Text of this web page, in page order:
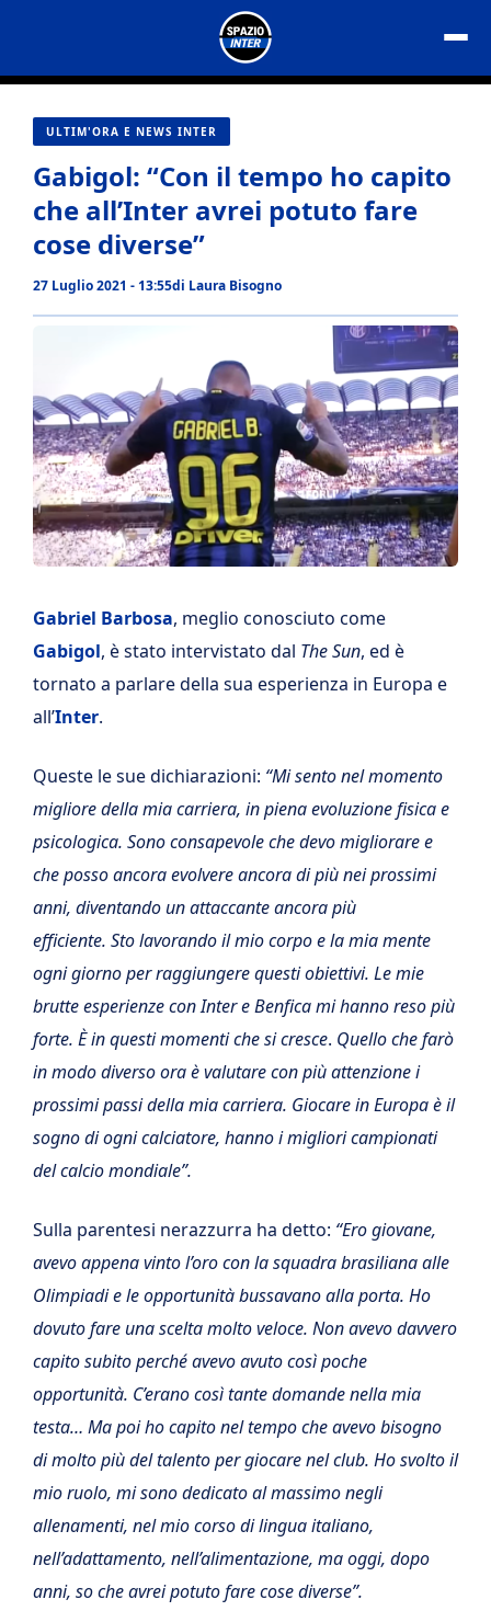
contenuto
ULTIM'ORA E NEWS INTER
Gabigol: “Con il tempo ho capito
che all’Inter avrei potuto fare
cose diverse”
27 Luglio 2021 - 13:55di Laura Bisogno
Gabriel Barbosa, meglio conosciuto come
Gabigol, è stato intervistato dal The Sun, ed è
tornato a parlare della sua esperienza in Europa e
all’Inter.
Queste le sue dichiarazioni: “Mi sento nel momento
migliore della mia carriera, in piena evoluzione fisica e
psicologica. Sono consapevole che devo migliorare e
che posso ancora evolvere ancora di più nei prossimi
anni, diventando un attaccante ancora più
efficiente. Sto lavorando il mio corpo e la mia mente
ogni giorno per raggiungere questi obiettivi. Le mie
brutte esperienze con Inter e Benfica mi hanno reso più
forte. È in questi momenti che si cresce. Quello che farò
in modo diverso ora è valutare con più attenzione i
prossimi passi della mia carriera. Giocare in Europa è il
sogno di ogni calciatore, hanno i migliori campionati
del calcio mondiale”.
Sulla parentesi nerazzurra ha detto: “Ero giovane,
avevo appena vinto l’oro con la squadra brasiliana alle
Olimpiadi e le opportunità bussavano alla porta. Ho
dovuto fare una scelta molto veloce. Non avevo davvero
capito subito perché avevo avuto così poche
opportunità. C’erano così tante domande nella mia
testa… Ma poi ho capito nel tempo che avevo bisogno
di molto più del talento per giocare nel club. Ho svolto il
mio ruolo, mi sono dedicato al massimo negli
allenamenti, nel mio corso di lingua italiano,
nell’adattamento, nell’alimentazione, ma oggi, dopo
anni, so che avrei potuto fare cose diverse”.